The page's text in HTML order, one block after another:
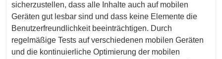
sicherzustellen, dass alle Inhalte auch auf mobilen
Geräten gut lesbar sind und dass keine Elemente die
Benutzerfreundlichkeit beeinträchtigen. Durch
regelmäßige Tests auf verschiedenen mobilen Geräten
und die kontinuierliche Optimierung der mobilen